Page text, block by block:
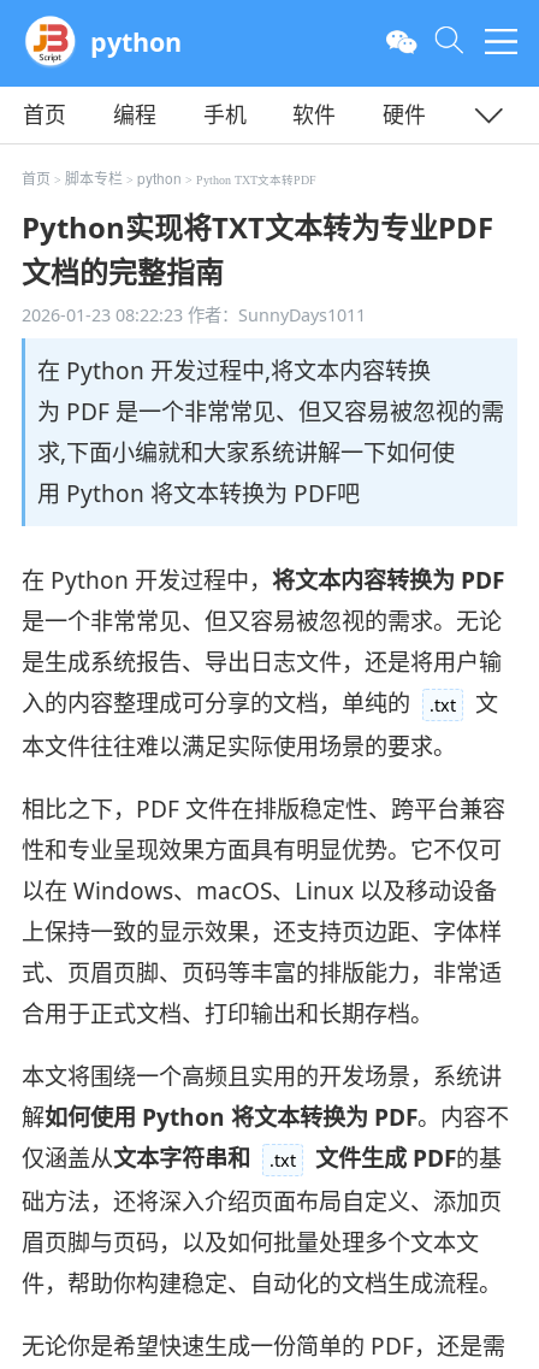
python
首页 编程 手机 软件
硬件
教程
平面 服务器
首页 > 脚本专栏> python > Python TXT文本转PDF
Python实现将TXT文本转为专业PDF
文档的完整指南
2026-01-23 08:22:23作者：SunnyDays1011
在 Python 开发过程中,将文本内容转换
为 PDF 是一个非常常见、但又容易被忽视的需
求,下面小编就和大家系统讲解一下如何使
用 Python 将文本转换为 PDF吧
在 Python 开发过程中， 将文本内容转换为 PDF
是一个非常常见、但又容易被忽视的需求。无论
是生成系统报告、导出日志文件，还是将用户输
入的内容整理成可分享的文档，单纯的
.txt
文
本文件往往难以满足实际使用场景的要求。
相比之下，PDF 文件在排版稳定性、跨平台兼容
性和专业呈现效果方面具有明显优势。它不仅可
以在 Windows、macOS、Linux 以及移动设备
上保持一致的显示效果，还支持页边距、字体样
式、页眉页脚、页码等丰富的排版能力，非常适
合用于正式文档、打印输出和长期存档。
本文将围绕一个高频且实用的开发场景，系统讲
解如何使用 Python 将文本转换为 PDF。内容不
仅涵盖从文本字符串和 .txt 文件生成 PDF的基
础方法，还将深入介绍页面布局自定义、添加页
眉页脚与页码，以及如何批量处理多个文本文
件，帮助你构建稳定、自动化的文档生成流程。
无论你是希望快速生成一份简单的 PDF，还是需